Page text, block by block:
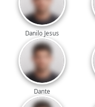
Danilo Jesus
Dante